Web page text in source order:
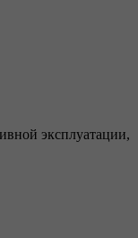
эксплуатации,